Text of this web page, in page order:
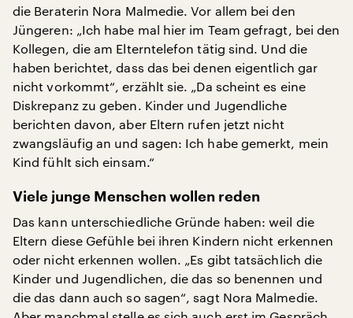
die Beraterin Nora Malmedie. Vor allem bei den
Jüngeren: „Ich habe mal hier im Team gefragt, bei den
Kollegen, die am Elterntelefon tätig sind. Und die
haben berichtet, dass das bei denen eigentlich gar
nicht vorkommt“, erzählt sie. „Da scheint es eine
Diskrepanz zu geben. Kinder und Jugendliche
berichten davon, aber Eltern rufen jetzt nicht
zwangsläufig an und sagen: Ich habe gemerkt, mein
Kind fühlt sich einsam.“
Viele junge Menschen wollen reden
Das kann unterschiedliche Gründe haben: weil die
Eltern diese Gefühle bei ihren Kindern nicht erkennen
oder nicht erkennen wollen. „Es gibt tatsächlich die
Kinder und Jugendlichen, die das so benennen und
die das dann auch so sagen“, sagt Nora Malmedie.